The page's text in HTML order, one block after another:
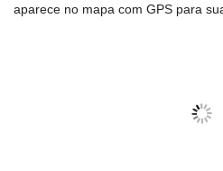
aparece no mapa com GPS para